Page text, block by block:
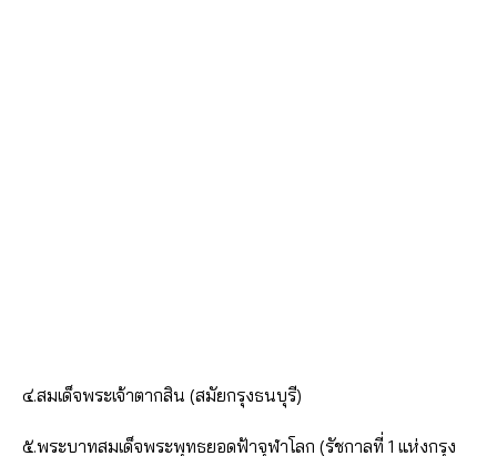
๔.สมเด็จพระเจ้าตากสิน (สมัยกรุงธนบุรี)
๕.พระบาทสมเด็จพระพุทธยอดฟ้าจุฬาโลก (รัชกาลที่ 1 แห่งกรุง